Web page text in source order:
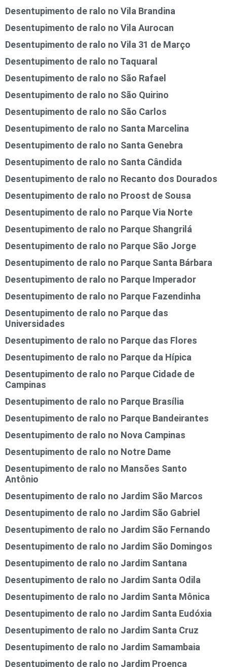
Desentupimento de ralo no Vila Brandina
Desentupimento de ralo no Vila Aurocan
Desentupimento de ralo no Vila 31 de Março
Desentupimento de ralo no Taquaral
Desentupimento de ralo no São Rafael
Desentupimento de ralo no São Quirino
Desentupimento de ralo no São Carlos
Desentupimento de ralo no Santa Marcelina
Desentupimento de ralo no Santa Genebra
Desentupimento de ralo no Santa Cândida
Desentupimento de ralo no Recanto dos Dourados
Desentupimento de ralo no Proost de Sousa
Desentupimento de ralo no Parque Via Norte
Desentupimento de ralo no Parque Shangrilá
Desentupimento de ralo no Parque São Jorge
Desentupimento de ralo no Parque Santa Bárbara
Desentupimento de ralo no Parque Imperador
Desentupimento de ralo no Parque Fazendinha
Desentupimento de ralo no Parque das
Universidades
Desentupimento de ralo no Parque das Flores
Desentupimento de ralo no Parque da Hípica
Desentupimento de ralo no Parque Cidade de
Campinas
Desentupimento de ralo no Parque Brasília
Desentupimento de ralo no Parque Bandeirantes
Desentupimento de ralo no Nova Campinas
Desentupimento de ralo no Notre Dame
Desentupimento de ralo no Mansões Santo
Antônio
Desentupimento de ralo no Jardim São Marcos
Desentupimento de ralo no Jardim São Gabriel
Desentupimento de ralo no Jardim São Fernando
Desentupimento de ralo no Jardim São Domingos
Desentupimento de ralo no Jardim Santana
Desentupimento de ralo no Jardim Santa Odila
Desentupimento de ralo no Jardim Santa Mônica
Desentupimento de ralo no Jardim Santa Eudóxia
Desentupimento de ralo no Jardim Santa Cruz
Desentupimento de ralo no Jardim Samambaia
Desentupimento de ralo no Jardim Proença